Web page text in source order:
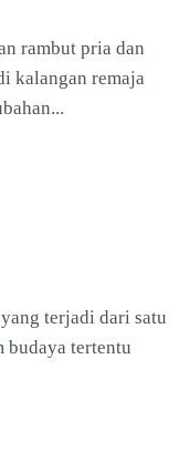
rambut pria dan
kalangan remaja
terjadi dari satu
tertentu